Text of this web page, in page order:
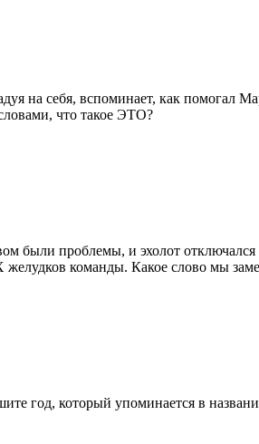
себя, вспоминает, как помогал
что такое ЭТО?
были проблемы, и эхолот
желудков команды. Какое слово мы
год, который упоминается в